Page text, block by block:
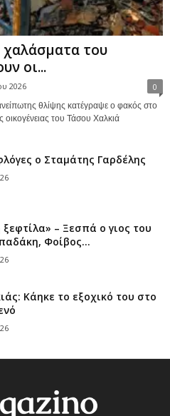
χαλάσματα του
οι...
2026 0
θλίψης κατέγραψε ο φακός στο
οικογένειας του Τάσου Χαλκιά
ο Σταμάτης Γαρδέλης
– Ξεσπά ο γιος του
Φοίβος...
Κάηκε το εξοχικό του στο